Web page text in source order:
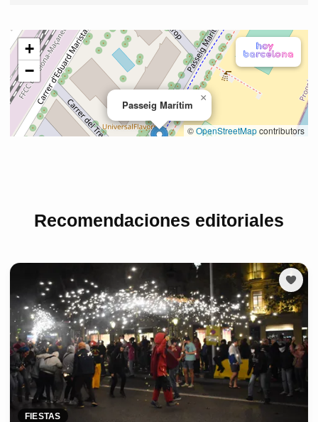
Recomendaciones editoriales
FIESTAS